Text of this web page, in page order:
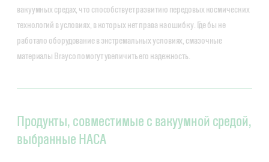
вакуумных средах, что способствует развитию передовых космических
технологий в условиях, в которых нет права на ошибку. Где бы не
работало оборудование в экстремальных условиях, смазочные
материалы Brayco помогут увеличить его надежность.
Продукты, совместимые с вакуумной средой,
выбранные НАСА